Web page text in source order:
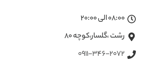
08:00 الی 20:00
رشت ،گلسار،کوچه ۸۰
0911-346-2072